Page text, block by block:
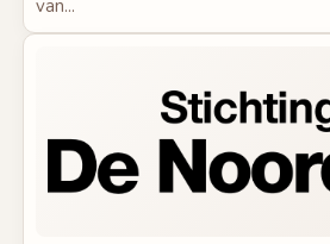
van...